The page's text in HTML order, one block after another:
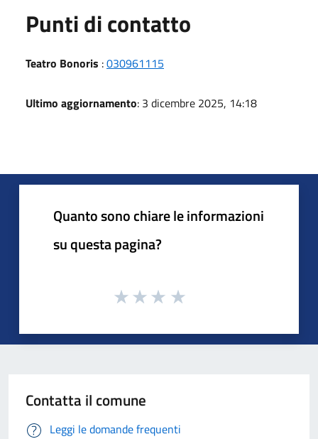
Punti di contatto
Teatro Bonoris :030961115
Ultimo aggiornamento: 3 dicembre 2025, 14:18
Quanto sono chiare le informazioni
su questa pagina?
Contatta il comune
Leggi le domande frequenti